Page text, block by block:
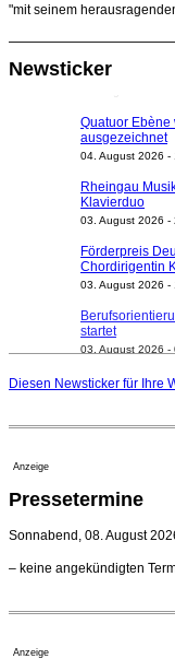
"mit seinem
Newsticker
ausgezeichnet
04. August 2026 -
Klavierduo
03. August 2026 -
Chordirigentin
03. August 2026 -
startet
03. August 2026 -
Regensburger
verlängert bis
Diesen Newsticker für Ihre
Anzeige
Pressetermine
Sonnabend, 08. August
– keine angekündigten
Anzeige